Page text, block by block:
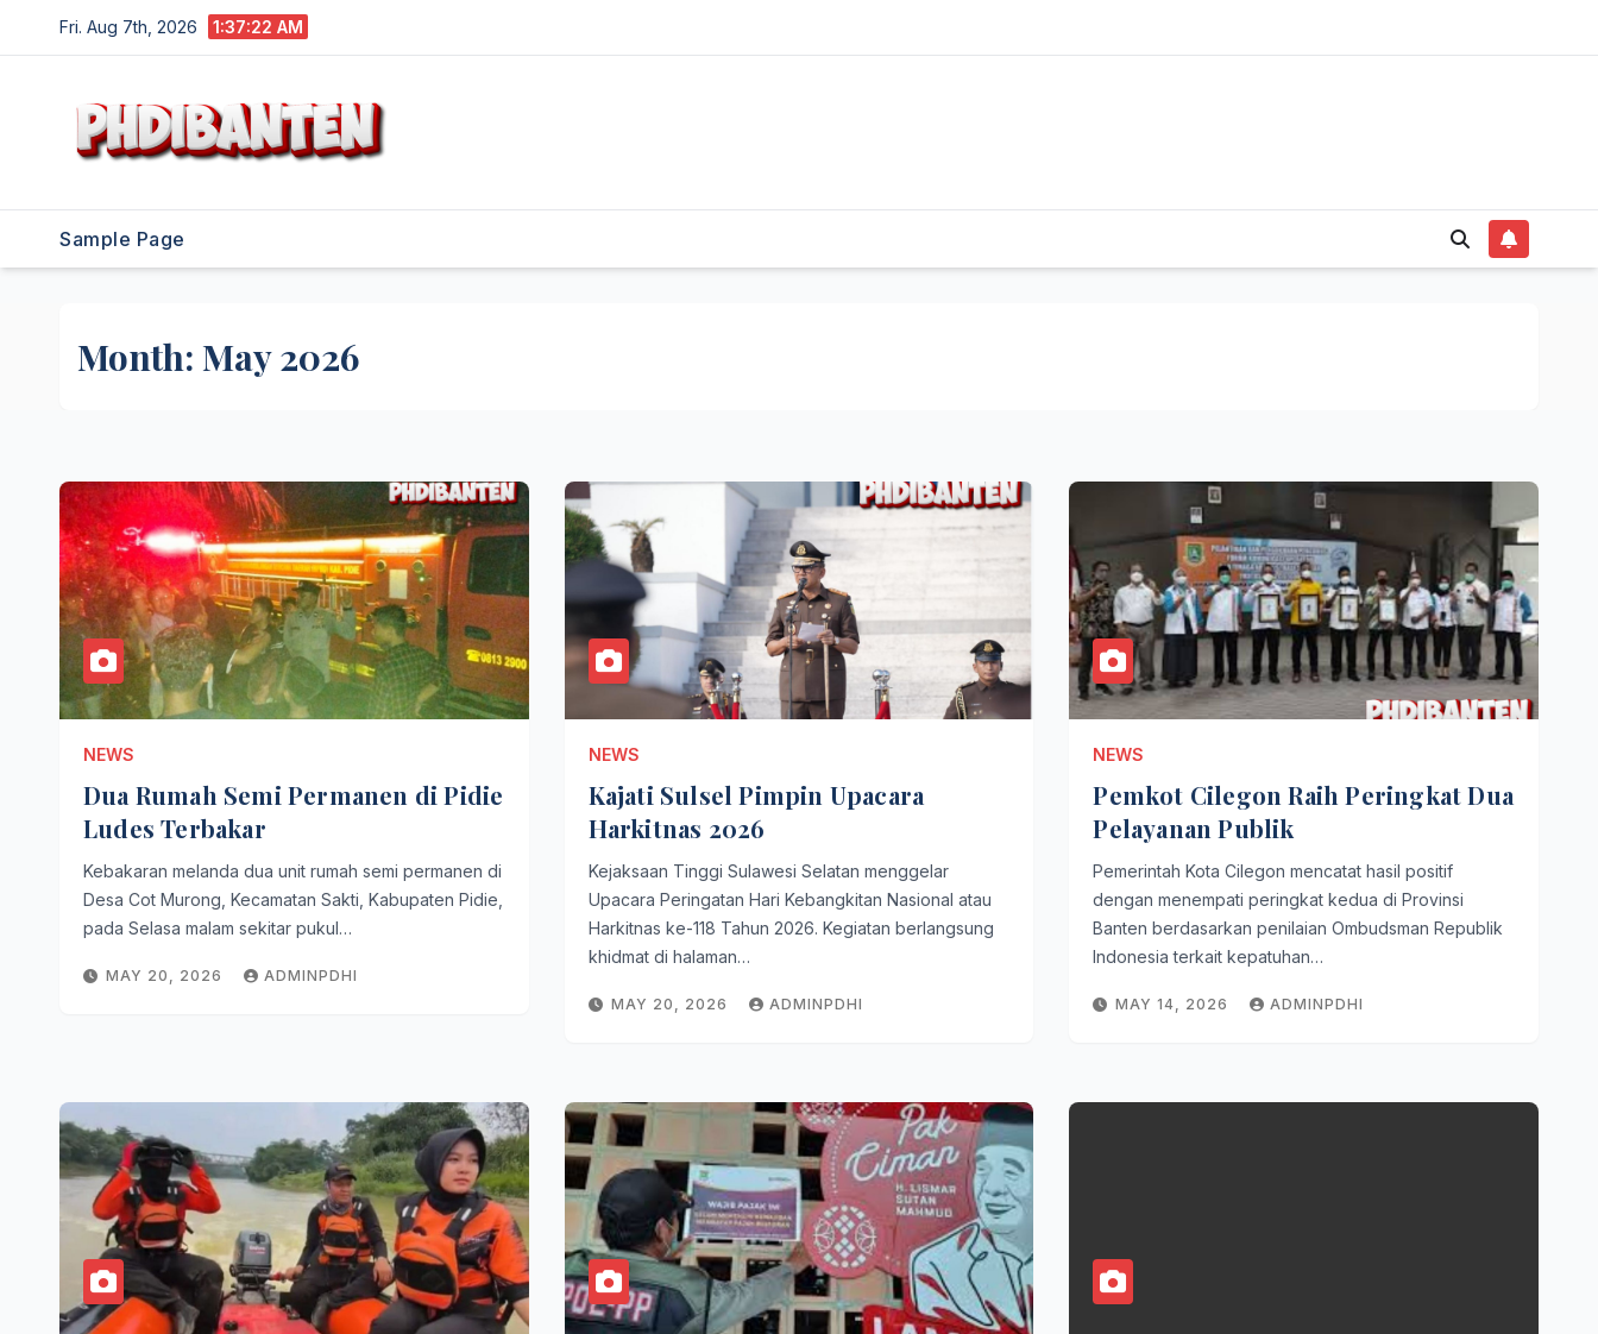
to
Fri. Aug 7th, 2026 1:37:22 AM
Sample Page
Month: May 2026
NEWS
Dua Rumah Semi Permanen di Pidie
Ludes Terbakar
Kebakaran melanda dua unit rumah semi permanen di
Desa Cot Murong, Kecamatan Sakti, Kabupaten Pidie,
pada Selasa malam sekitar pukul…
MAY 20, 2026 ADMINPDHI
NEWS
Kajati Sulsel Pimpin Upacara
Harkitnas 2026
Kejaksaan Tinggi Sulawesi Selatan menggelar
Upacara Peringatan Hari Kebangkitan Nasional atau
Harkitnas ke-118 Tahun 2026. Kegiatan berlangsung
khidmat di halaman…
MAY 20, 2026 ADMINPDHI
NEWS
Pemkot Cilegon Raih Peringkat Dua
Pelayanan Publik
Pemerintah Kota Cilegon mencatat hasil positif
dengan menempati peringkat kedua di Provinsi
Banten berdasarkan penilaian Ombudsman Republik
Indonesia terkait kepatuhan…
MAY 14, 2026 ADMINPDHI